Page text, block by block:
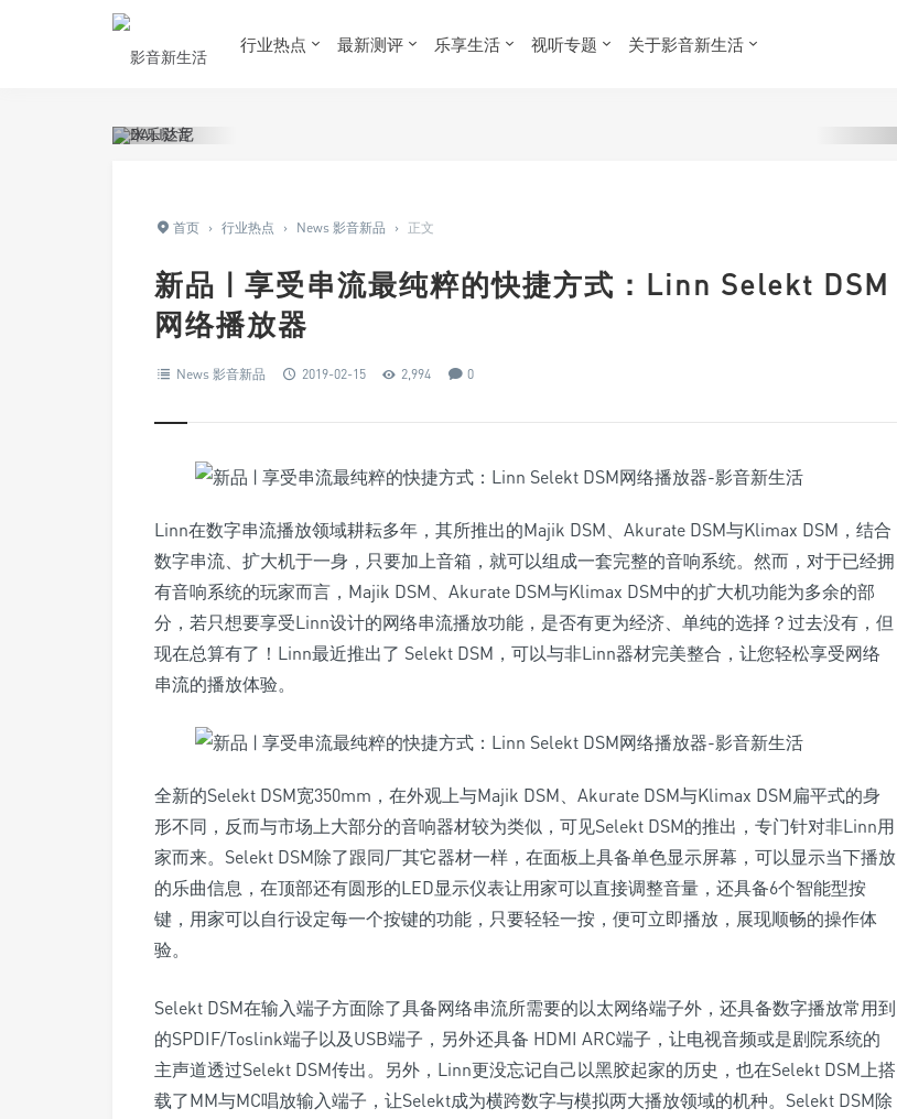
行业热点 最新测评 乐享生活 视听专题 关于影音新生活
首页 › 行业热点 › News 影音新品 › 正文
新品 | 享受串流最纯粹的快捷方式：Linn Selekt DSM
网络播放器
News 影音新品 2019-02-15 2,994 0
Linn在数字串流播放领域耕耘多年，其所推出的Majik DSM、Akurate DSM与Klimax DSM，结合
数字串流、扩大机于一身，只要加上音箱，就可以组成一套完整的音响系统。然而，对于已经拥
有音响系统的玩家而言，Majik DSM、Akurate DSM与Klimax DSM中的扩大机功能为多余的部
分，若只想要享受Linn设计的网络串流播放功能，是否有更为经济、单纯的选择？过去没有，但
现在总算有了！Linn最近推出了 Selekt DSM，可以与非Linn器材完美整合，让您轻松享受网络
串流的播放体验。
全新的Selekt DSM宽350mm，在外观上与Majik DSM、Akurate DSM与Klimax DSM扁平式的身
形不同，反而与市场上大部分的音响器材较为类似，可见Selekt DSM的推出，专门针对非Linn用
家而来。Selekt DSM除了跟同厂其它器材一样，在面板上具备单色显示屏幕，可以显示当下播放
的乐曲信息，在顶部还有圆形的LED显示仪表让用家可以直接调整音量，还具备6个智能型按
键，用家可以自行设定每一个按键的功能，只要轻轻一按，便可立即播放，展现顺畅的操作体
验。
Selekt DSM在输入端子方面除了具备网络串流所需要的以太网络端子外，还具备数字播放常用到
的SPDIF/Toslink端子以及USB端子，另外还具备 HDMI ARC端子，让电视音频或是剧院系统的
主声道透过Selekt DSM传出。另外，Linn更没忘记自己以黑胶起家的历史，也在Selekt DSM上搭
载了MM与MC唱放输入端子，让Selekt成为横跨数字与模拟两大播放领域的机种。Selekt DSM除